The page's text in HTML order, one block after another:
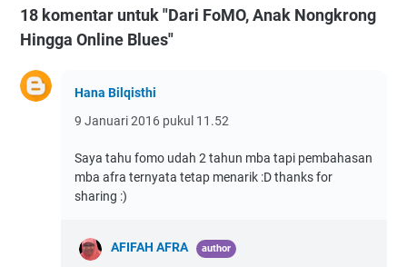
18 komentar untuk "Dari FoMO, Anak Nongkrong
Hingga Online Blues"
Hana Bilqisthi
9 Januari 2016 pukul 11.52
Saya tahu fomo udah 2 tahun mba tapi pembahasan
mba afra ternyata tetap menarik :D thanks for
sharing :)
AFIFAH AFRA